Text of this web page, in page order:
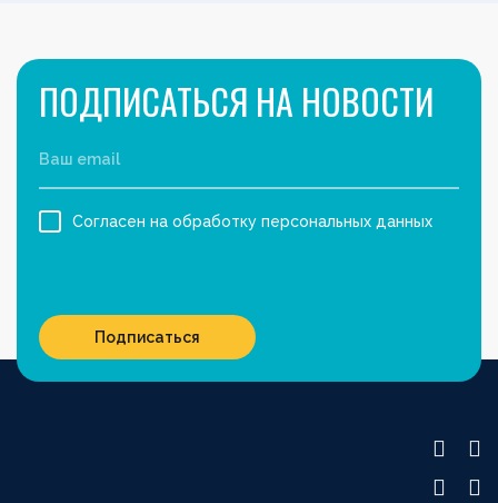
ПОДПИСАТЬСЯ НА НОВОСТИ
Согласен на обработку персональных данных
Подписаться